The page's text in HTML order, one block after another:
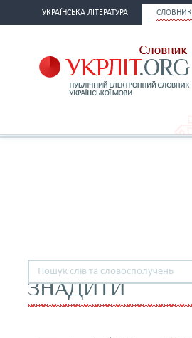
УКРАЇНСЬКА ЛІТЕРАТУРА СЛОВНИК
ЗНАДИТИ